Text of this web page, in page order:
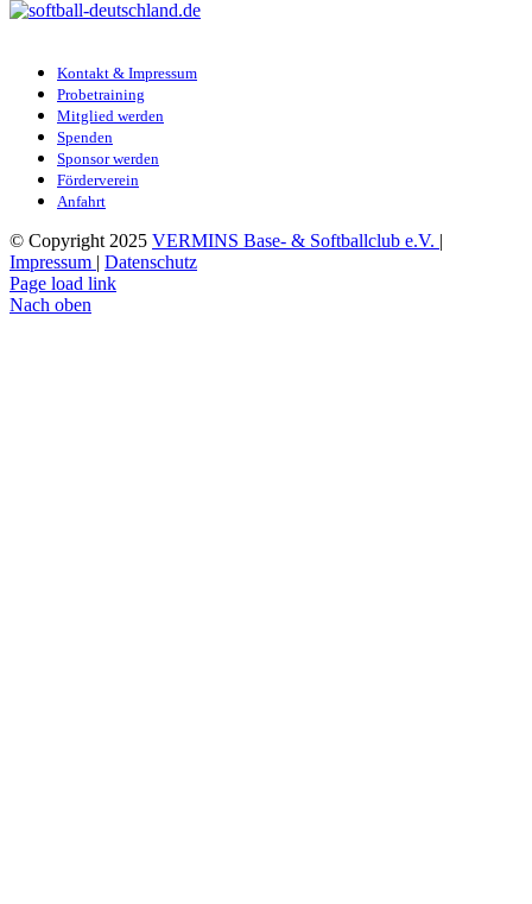
Kontakt & Impressum
Probetraining
Mitglied werden
Spenden
Sponsor werden
Förderverein
Anfahrt
© Copyright 2025 VERMINS Base- & Softballclub e.V. |
Impressum | Datenschutz
Page load link
Nach oben